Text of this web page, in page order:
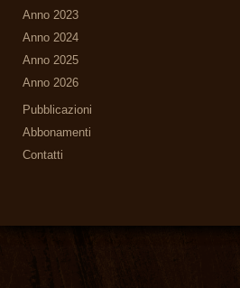
Anno 2023
Anno 2024
Anno 2025
Anno 2026
Pubblicazioni
Abbonamenti
Contatti